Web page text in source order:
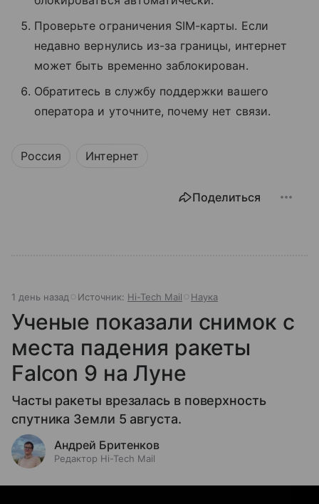
Проверьте ограничения SIM-карты. Если
недавно вернулись из-за границы, интернет
может быть временно заблокирован.
Обратитесь в службу поддержки вашего
оператора и уточните, почему нет связи.
Россия Интернет
Поделиться
1 день назад Источник: Hi-Tech Mail Наука
Ученые показали снимок с
места падения ракеты
Falcon 9 на Луне
Часты ракеты врезалась в поверхность
спутника Земли 5 августа.
Андрей Бритенков
Редактор Hi-Tech Mail